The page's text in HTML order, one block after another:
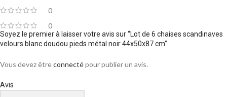
0
0
Avis
Soyez le premier à laisser votre avis sur “Lot de 6 chaises scandinaves
velours blanc doudou pieds métal noir 44x50x87 cm”
Vous devez êtreconnectépour publier un avis.